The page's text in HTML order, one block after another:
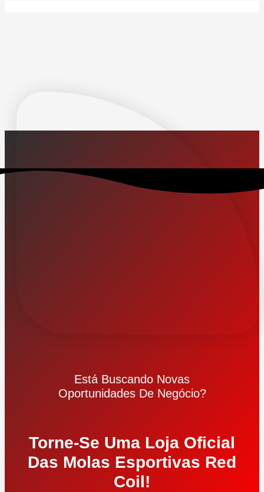
Está Buscando Novas
Oportunidades De Negócio?
Torne-Se Uma Loja Oficial
Das Molas Esportivas Red
Coil!